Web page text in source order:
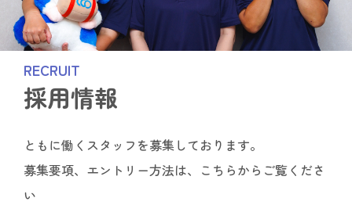
RECRUIT
採用情報
ともに働くスタッフを募集しております。
募集要項、エントリー方法は、こちらからご覧くださ
い